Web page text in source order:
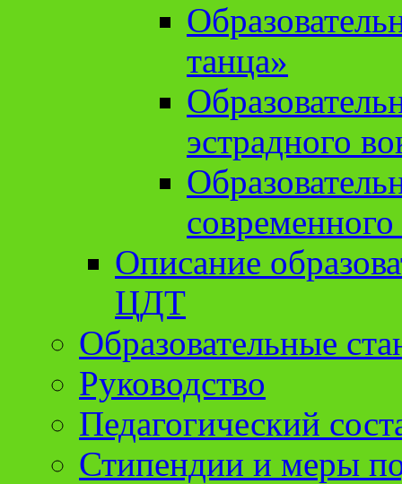
танца»
эстрадного
Описание
ЦДТ
Образовательные
Руководство
Педагогический
Стипендии и меры